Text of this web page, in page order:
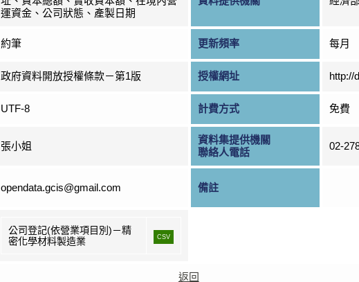
運資金、公司狀態、產製日期
約筆 更新頻率 每月
政府資料開放授權條款－第1版 授權網址 http://
UTF-8 計費方式 免費
張小姐
資料集提供機關
聯絡人電話
02-
opendata.gcis@gmail.com 備註
公司登記(依營業項目別)－精
密化學材料製造業
CSV
返回